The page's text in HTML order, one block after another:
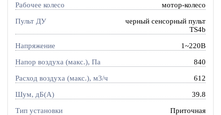
Рабочее колесо мотор-колесо
Пульт ДУ
черный сенсорный пульт
TS4b
Напряжение 1~220В
Напор воздуха (макс.), Па 840
Расход воздуха (макс.), м3/ч 612
Шум, дБ(А) 39.8
Тип установки Приточная